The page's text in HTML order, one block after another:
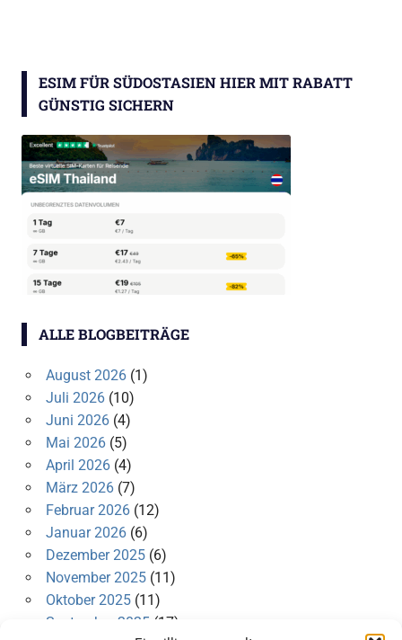
ESIM FÜR SÜDOSTASIEN HIER MIT RABATT
GÜNSTIG SICHERN
ALLE BLOGBEITRÄGE
August 2026(1)
Juli 2026(10)
Juni 2026(4)
Mai 2026(5)
April 2026(4)
März 2026(7)
Februar 2026(12)
Januar 2026(6)
Dezember 2025(6)
November 2025(11)
Oktober 2025(11)
September 2025 (17)